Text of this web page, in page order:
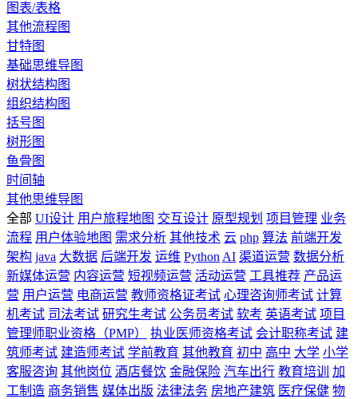
图表/表格
其他流程图
甘特图
基础思维导图
树状结构图
组织结构图
括号图
树形图
鱼骨图
时间轴
其他思维导图
全部 UI设计 用户旅程地图 交互设计 原型规划 项目管理 业务
流程 用户体验地图 需求分析 其他技术 云 php 算法 前端开发
架构 java 大数据 后端开发 运维 Python AI 渠道运营 数据分析
新媒体运营 内容运营 短视频运营 活动运营 工具推荐 产品运
营 用户运营 电商运营 教师资格证考试 心理咨询师考试 计算
机考试 司法考试 研究生考试 公务员考试 软考 英语考试 项目
管理师职业资格（PMP）
执业医师资格考试 会计职称考试 建
筑师考试 建造师考试 学前教育 其他教育 初中 高中 大学 小学
客服咨询 其他岗位 酒店餐饮 金融保险 汽车出行 教育培训
加
工制造 商务销售 媒体出版 法律法务 房地产建筑 医疗保健 物